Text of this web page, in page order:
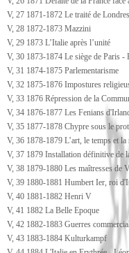
V, 27 1871-1872 Le traité de Londres
V, 28 1872-1873 Mazzini
V, 29 1873 L’Italie après l’unité
V, 30 1873-1874 Le siège de Paris -
V, 31 1874-1875 Parlementarisme
V, 32 1875-1876 Impostures
V, 33 1876 Répression de la
V, 34 1876-1877 Les Fenians
V, 35 1877-1878 Chypre sous le
V, 36 1878-1879 L’art, le temps et la
V, 37 1879 Installation définitive de
V, 38 1879-1880 Les maîtresses de
V, 39 1880-1881 Humbert Ier, roi
V, 40 1881-1882 Henri V
V, 41 1882 La Belle Epoque
V, 42 1882-1883 Guerres
V, 43 1883-1884 Kulturkampf